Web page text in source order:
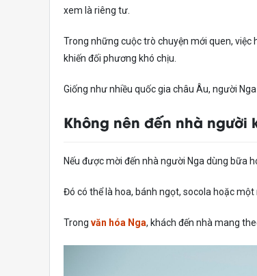
xem là riêng tư.
Trong những cuộc trò chuyện mới quen,
khiến đối phương khó chịu.
Giống như nhiều quốc gia châu Âu, người
Không nên đến nhà người
Nếu được mời đến nhà người Nga dùng bữa
Đó có thể là hoa, bánh ngọt, socola hoặc
Trong văn hóa Nga, khách đến nhà mang